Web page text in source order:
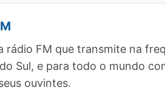
rádio FM que transmite na
Sul, e para todo o mundo
ouvintes.